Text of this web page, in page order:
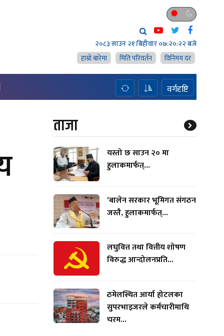
२०८३ साउन २१ बिहीवार०७:२०:२३ बजे
हाम्राे बारेमा
मिति परिवर्तन विनिमय दर
वर्गदृष्टि
ताजा
यस्तो छ साउन २० मा
हुलाकमार्फत्...
‘बालेन सरकार भूमिगत संगठन
जस्तै, हुलाकमार्फत्...
लघुवित्त तथा वित्तीय शोषण
विरुद्ध आन्दोलनप्रति...
ठमेलस्थित आर्या होटलका
सुपरभाइजरले कर्मचारीमाथि
चरम...